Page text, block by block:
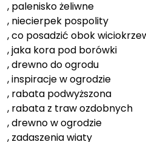
, palenisko żeliwne
, niecierpek pospolity
, co posadzić obok
, jaka kora pod borówki
, drewno do ogrodu
, inspiracje w ogrodzie
, rabata podwyższona
, rabata z traw ozdobnych
, drewno w ogrodzie
, zadaszenia wiaty